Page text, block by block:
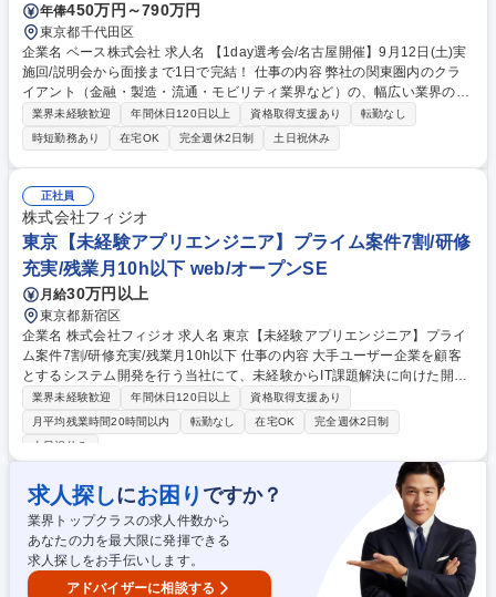
年俸450万円～790万円
東京都千代田区
企業名 ベース株式会社 求人名 【1day選考会/名古屋開催】9月12日(土)実
施回/説明会から面接まで1日で完結！ 仕事の内容 弊社の関東圏内のクラ
イアント（金融・製造・流通・モビリティ業界など）の、幅広い業界のシ
ステム開発・保守案件に参画いただきます。 ご経験に応じて、以下の領域
から最適なポジションをお任せします。 ■業務系システム（金融／製造／
流通 ほか）の設計・開発・保守 ■各種パッケージ（SAP、ServiceNow な
ど）の導入・カスタマイズ ■クラウド（AWS、Azure、GCP など）の設
計・構築 ■サーバ／ネットワークの設計・構築・運用 ※スキルセットおよ
びキャリア志向に応じてアサインします。 募集職種 【1day選考会/名古屋
開催】9月12日(土)実施回/説明会から面接まで1日で完結！
業界未経験歓迎 年間休日120日以上 資格取得支援あり
転勤なし
時短勤務あり
在宅OK 完全週休2日制 土日祝休み
正社員
株式会社フィジオ
東京【未経験アプリエンジニア】プライム案件7割/研修
充実/残業月10h以下 web/オープンSE
月給30万円以上
東京都新宿区
企業名 株式会社フィジオ 求人名 東京【未経験アプリエンジニア】プライ
ム案件7割/研修充実/残業月10h以下 仕事の内容 大手ユーザー企業を顧客
とするシステム開発を行う当社にて、未経験からIT課題解決に向けた開発
業務をお任せします。充実した研修体制のもと、まずは基礎を学びプログ
ラマ・SEへとステップアップします。 入社前後はProgate利用支援やIT基
礎、社長によるビジネス研修など手厚い教育体制を用意しています。配属
心です。将来的にはEC、保険、不動産など様々な業界のシステム企画や
要件定義といった最上流工程まで、個々の目指すキャリアに応じて幅広く
活躍できる環境が整っています。 募集職種 東京【未経験アプリエンジニ
ア】プライム案件7割/研修充実/残業月10h以下
業界未経験歓迎 年間休日120日以上
資格取得支援あり
月平均残業時間20時間以内
転勤なし 在宅OK
完全週休2日制
土日祝休み
求人探しにお困り ですか？
業界トップクラスの求人件数から
あなたの力を最大限に発揮できる
求人探しをお手伝いします。
アドバイザーに相談する